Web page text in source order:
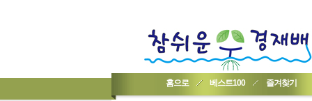
홈으로 베스트100 즐겨찾기
★기업회원가입 방법..